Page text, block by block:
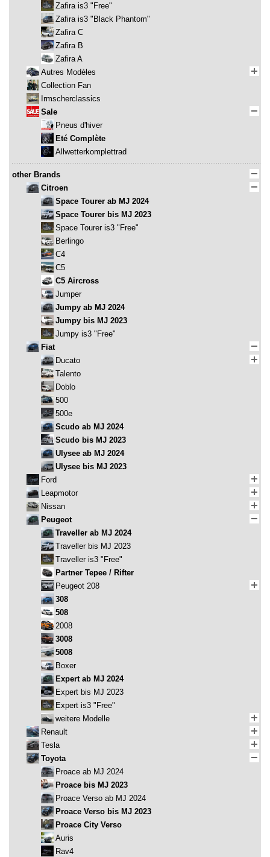
Zafira is3 "Free"
Zafira is3 "Black Phantom"
Zafira C
Zafira B
Zafira A
Autres Modèles
Collection Fan
Irmscherclassics
Sale
Pneus d'hiver
Eté Complète
Allwetterkomplettrad
other Brands
Citroen
Space Tourer ab MJ 2024
Space Tourer bis MJ 2023
Space Tourer is3 "Free"
Berlingo
C4
C5
C5 Aircross
Jumper
Jumpy ab MJ 2024
Jumpy bis MJ 2023
Jumpy is3 "Free"
Fiat
Ducato
Talento
Doblo
500
500e
Scudo ab MJ 2024
Scudo bis MJ 2023
Ulysee ab MJ 2024
Ulysee bis MJ 2023
Ford
Leapmotor
Nissan
Peugeot
Traveller ab MJ 2024
Traveller bis MJ 2023
Traveller is3 "Free"
Partner Tepee / Rifter
Peugeot 208
308
508
2008
3008
5008
Boxer
Expert ab MJ 2024
Expert bis MJ 2023
Expert is3 "Free"
weitere Modelle
Renault
Tesla
Toyota
Proace ab MJ 2024
Proace bis MJ 2023
Proace Verso ab MJ 2024
Proace Verso bis MJ 2023
Proace City Verso
Auris
Rav4